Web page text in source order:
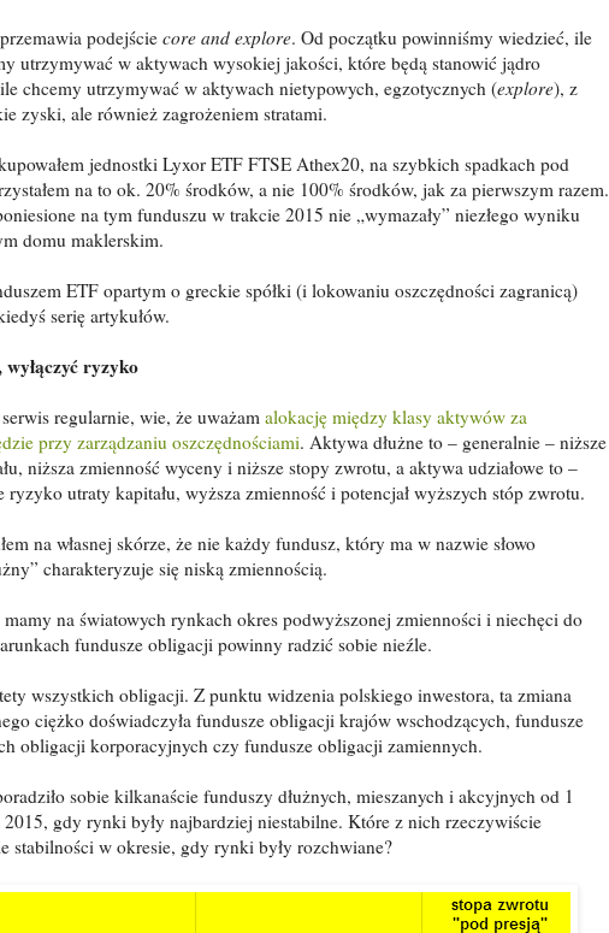
przemawia podejście core and explore. Od początku powinniśmy wiedzieć, ile
utrzymywać w aktywach wysokiej jakości, które będą stanowić jądro
chcemy utrzymywać w aktywach nietypowych, egzotycznych (explore), z
zyski, ale również zagrożeniem stratami.
jednostki Lyxor ETF FTSE Athex20, na szybkich spadkach pod
na to ok. 20% środków, a nie 100% środków, jak za pierwszym razem.
na tym funduszu w trakcie 2015 nie „wymazały” niezłego wyniku
domu maklerskim.
ETF opartym o greckie spółki (i lokowaniu oszczędności zagranicą)
serię artykułów.
ryzyko
regularnie, wie, że uważam alokację między klasy aktywów za
przy zarządzaniu oszczędnościami. Aktywa dłużne to – generalnie – niższe
niższa zmienność wyceny i niższe stopy zwrotu, a aktywa udziałowe to –
ryzyko utraty kapitału, wyższa zmienność i potencjał wyższych stóp zwrotu.
na własnej skórze, że nie każdy fundusz, który ma w nazwie słowo
charakteryzuje się niską zmiennością.
na światowych rynkach okres podwyższonej zmienności i niechęci do
fundusze obligacji powinny radzić sobie nieźle.
wszystkich obligacji. Z punktu widzenia polskiego inwestora, ta zmiana
ciężko doświadczyła fundusze obligacji krajów wschodzących, fundusze
obligacji korporacyjnych czy fundusze obligacji zamiennych.
sobie kilkanaście funduszy dłużnych, mieszanych i akcyjnych od 1
gdy rynki były najbardziej niestabilne. Które z nich rzeczywiście
stabilności w okresie, gdy rynki były rozchwiane?